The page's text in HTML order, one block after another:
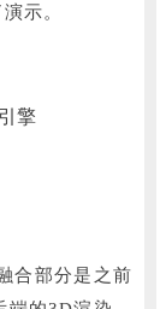
示。
合部分是之前